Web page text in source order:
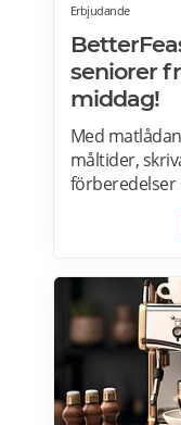
Erbjudande
seniorer
middag!
Med
måltider,
förberedelser
göra är att
färdigt för
matlådor är
Vikingagryta,
flambée med
Läs mer om
hos